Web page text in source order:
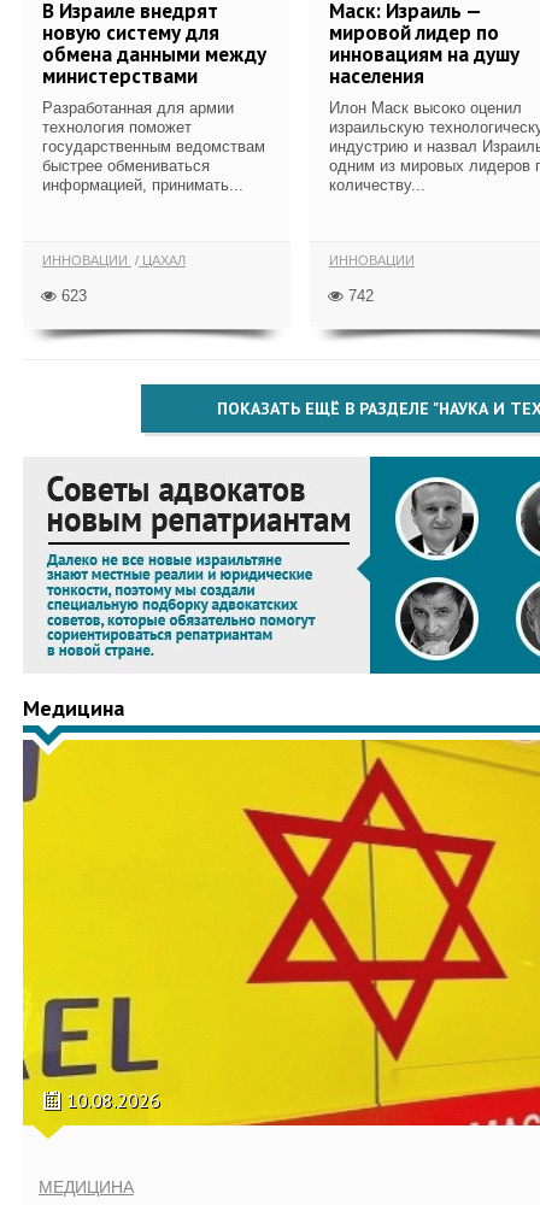
В Израиле внедрят
новую систему для
обмена данными между
министерствами
Разработанная для армии
технология поможет
государственным ведомствам
быстрее обмениваться
информацией, принимать...
ИННОВАЦИИ ЦАХАЛ
623
Маск: Израиль —
мировой лидер по
инновациям на душу
населения
Илон Маск высоко оценил
израильскую
индустрию и назвал
одним из мировых лидеров
количеству...
ИННОВАЦИИ
742
ПОКАЗАТЬ ЕЩЁ В РАЗДЕЛЕ "НАУКА И
Медицина
10.08.2026
МЕДИЦИНА